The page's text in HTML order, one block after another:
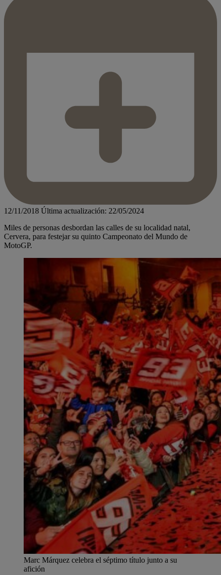
12/11/2018 Última actualización: 22/05/2024
Miles de personas desbordan las calles de su localidad natal,
Cervera, para festejar su quinto Campeonato del Mundo de
MotoGP.
Marc Márquez celebra el séptimo título junto a su
afición